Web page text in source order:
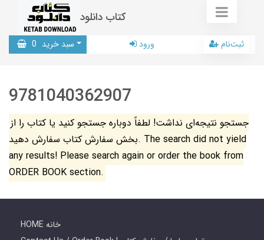
کتاب دانلود
سبد خرید 0 ورود ثبت‌نام
9781040362907
جستجو نتیجه‌ای نداشت! لطفاً دوباره جستجو کنید یا کتاب را از
بخش سفارش کتاب سفارش دهید. The search did not yield
any results! Please search again or order the book from
ORDER BOOK section.
HOME خانه